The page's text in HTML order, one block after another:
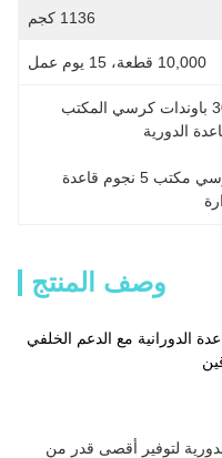
1136 كجم
10,000 قطعة، 15 يوم عمل
الدورية
وصف المنتج
الدورانية مع الدعم الخلفي
لتوفير أقصى قدر من